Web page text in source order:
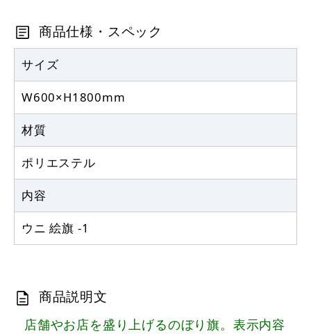
商品仕様・スペック
サイズ
W600×H1800mm
材質
ポリエステル
内容
ウニ 絵旗 -1
商品説明文
店舗やお店を盛り上げるのぼり旗。表示内容